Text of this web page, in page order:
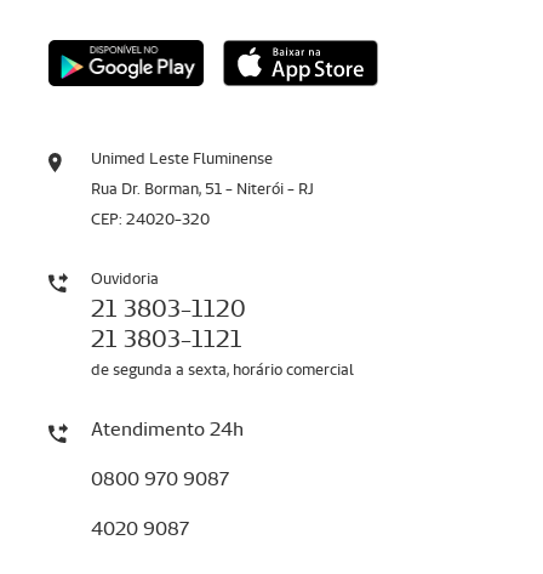
Unimed Leste Fluminense
Rua Dr. Borman, 51 - Niterói - RJ
CEP: 24020-320
Ouvidoria
21 3803-1120
21 3803-1121
de segunda a sexta, horário comercial
Atendimento 24h
0800 970 9087
4020 9087